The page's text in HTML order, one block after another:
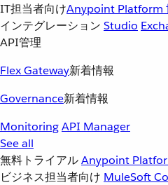
IT担当者向けAnypoint Platform
インテグレーション Studio
API管理
Flex Gateway新着情報
Governance新着情報
MonitoringAPI Manager
See all
無料トライアルAnypoint
ビジネス担当者向け MuleSoft